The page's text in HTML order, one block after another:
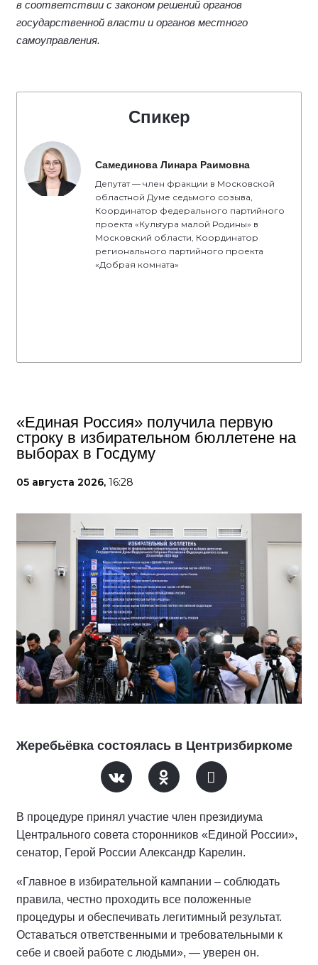
в соответствии с законом решений органов
государственной власти и органов местного
самоуправления.
Спикер
Самединова Линара Раимовна
Депутат — член фракции в Московской
областной Думе седьмого созыва,
Координатор федерального партийного
проекта «Культура малой Родины» в
Московский области, Координатор
регионального партийного проекта
«Добрая комната»
«Единая Россия» получила первую
строку в избирательном бюллетене на
выборах в Госдуму
05 августа 2026, 16:28
Жеребьёвка состоялась в Центризбиркоме
В процедуре принял участие член президиума
Центрального совета сторонников «Единой России»,
сенатор, Герой России Александр Карелин.
«Главное в избирательной кампании – соблюдать
правила, честно проходить все положенные
процедуры и обеспечивать легитимный результат.
Оставаться ответственными и требовательными к
себе и своей работе с людьми», — уверен он.